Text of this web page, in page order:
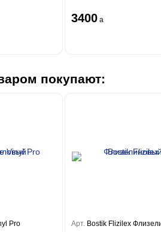
3400 a
покупают:
Pro
Арт. Bostik Flizilex